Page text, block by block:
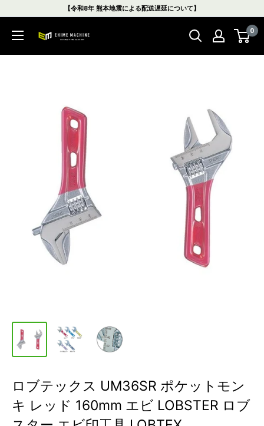
ン
【令和8年 熊本地震による配送遅延について】
エ
0
ロブテックス UM36SR ポケットモン
キ レッド 160mm エビ LOBSTER ロブ